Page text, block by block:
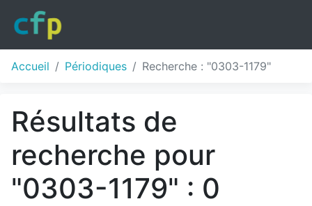
Accueil Périodiques Recherche : "0303-1179"
Résultats de
recherche pour
"0303-1179" : 0